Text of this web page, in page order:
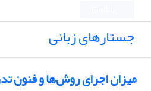
جستارهای زبانی
میزان اجرای روش‌‌ها و فنون